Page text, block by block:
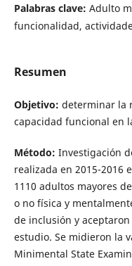
Palabras clave: Adulto
funcionalidad,
Resumen
Objetivo: determinar la
capacidad funcional en
Método: Investigación
realizada en 2015-2016
1110 adultos mayores
o no física y
de inclusión y
estudio. Se midieron la
Minimental State